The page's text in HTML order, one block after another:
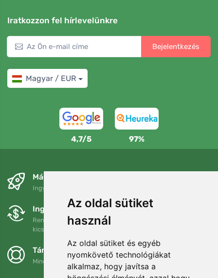
Az oldal sütiket
használ
Az oldal sütiket és egyéb
nyomkövető technológiákat
alkalmaz, hogy javítsa a
Iratkozzon fel hírlevelünkre
Bejelentkezés
Magyar / EUR
4,7/5 97%
Másnapra és ingyenesen
Ingyenes szállítás a következő összeg felett: 80 EUR
Ingyenes csere és visszaküldés
Rendelését 90 napon belül bármikor visszaküldheti vagy
kicserélheti.
Támogatjuk a Trees.org-ot
Minden megrendelésért ültetünk egy fát! Bővebben